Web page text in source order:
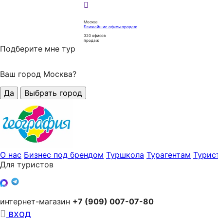
Москва
Ближайшие офисы продаж
320 офисов
продаж
Подберите мне тур
Ваш город Москва?
Да
Выбрать город
О нас Бизнес под брендом Туршкола Турагентам
Для туристов
интернет-магазин +7 (909) 007-07-80
вход